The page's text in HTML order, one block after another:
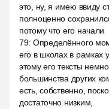
это, ну, я имею ввиду
полноценно
потому что его начали
79: Определённого
его в школах в рамках
этому его тексты
большинства других
есть, собственно,
достаточно низким,